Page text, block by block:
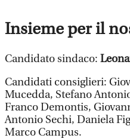
Insieme per il
Candidato sindaco:
Candidati consiglieri:
Mucedda, Stefano
Franco Demontis,
Antonio Sechi, Daniela
Marco Campus.